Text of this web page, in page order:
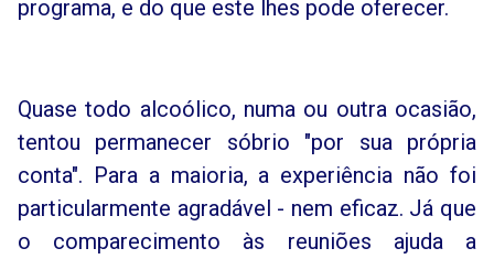
programa, e do que este lhes pode oferecer.
Quase todo alcoólico, numa ou outra ocasião,
tentou permanecer sóbrio "por sua própria
conta". Para a maioria, a experiência não foi
particularmente agradável - nem eficaz. Já que
o comparecimento às reuniões ajuda a